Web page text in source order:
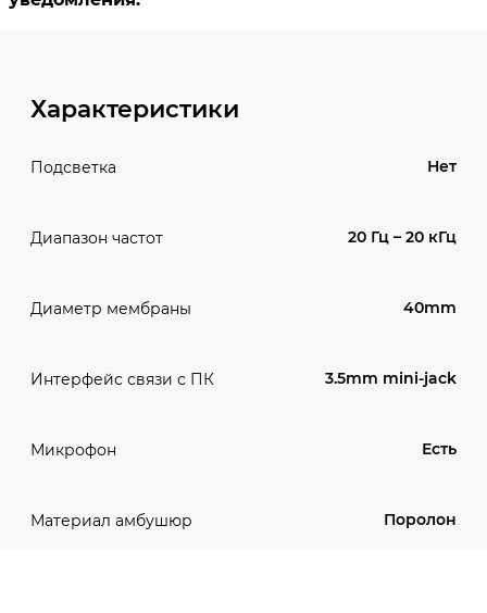
Характеристики
Подсветка Нет
Диапазон частот 20 Гц – 20 кГц
Диаметр мембраны 40mm
Интерфейс связи с ПК 3.5mm mini-jack
Микрофон Есть
Материал амбушюр Поролон